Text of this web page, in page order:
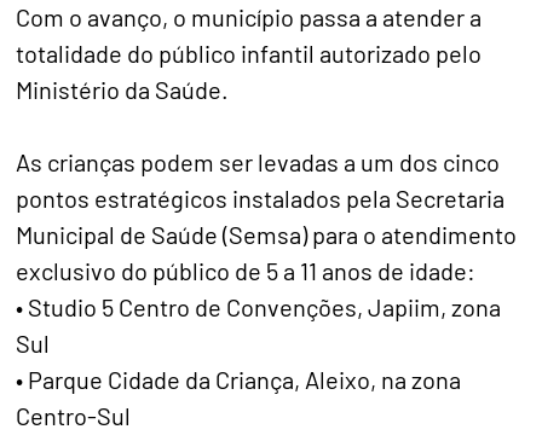
Com o avanço, o município passa a atender a
totalidade do público infantil autorizado pelo
Ministério da Saúde.
As crianças podem ser levadas a um dos cinco
pontos estratégicos instalados pela Secretaria
Municipal de Saúde (Semsa) para o atendimento
exclusivo do público de 5 a 11 anos de idade:
• Studio 5 Centro de Convenções, Japiim, zona
Sul
• Parque Cidade da Criança, Aleixo, na zona
Centro-Sul